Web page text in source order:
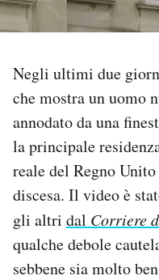
I MIEI PREFERITI
SHOP
CALENDARIO
AREA PERSONALE
Area Personale
Newsletter
Notifiche mobile
Negli ultimi due
che mostra un uomo
annodato da una
la principale
reale del Regno
discesa. Il video è
gli altri dal Corriere
qualche debole
sebbene sia molto